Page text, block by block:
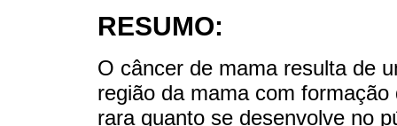
RESUMO:
O câncer de mama resulta de
região da mama com
rara quanto se desenvolve no